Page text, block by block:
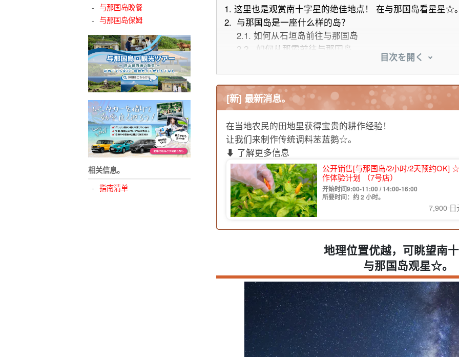
与那国岛晚餐
与那国岛保姆
相关信息。
指南清单
1. 这里也是观赏南十字星的绝佳地点！ 在与那国岛看星星☆
2. 与那国岛是一座什么样的岛？
2.1. 如何从石垣岛前往与那国岛
2.2.
如何从那霸前往与那国岛
3.1.(1) 找出你想看的星星和星座的方向。
3.2.(2) 找一个可以观察到你想看的星座的时间。
3.3.(iii) 瞄准星座最高点的时间。
3.5.(v) 在光线较暗的地方进行观察。
4.如何在与那国岛欣赏星空
4.1.1) 观星和夜间野生动物园之旅
4.2.(ii) 一边观星一边享用晚餐。
5.在与那国岛的星空中可以看到什么？
5.1.只能看到日本的少数地区！ 地平线上闪耀的南十字星
5.2.观看南十字星时应注意什么
与那国岛的星空景观 季节性天体表演☆流星雨
5.7.就像 UFO 还有太空中的卫星
5.8. 如何从地面看到卫星？
与那国岛 关于星空 常见问题 (FAQ)
摘要
目次を開く
[新] 最新消息。
在当地农民的田地里获得宝贵的耕作经验！
让我们来制作传统调料苤蓝鹅☆。
⬇︎ 了解更多信息
公开销售[与那国岛/2小时/2天预约OK]
作体验计划 （7号店）
开始时间9:00-11:00 / 14:00-16:00
所要时间：约 2 小时。
7,900 日
地理位置优越，可眺望南
与那国岛观星☆。